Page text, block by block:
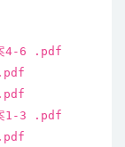
4-6 .pdf
1-3 .pdf